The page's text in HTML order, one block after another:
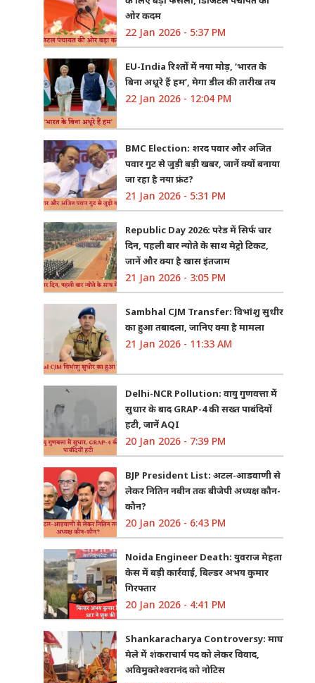
ओर कदम
22 Jan 2026 - 5:37 PM
EU-India रिश्तों में नया मोड़, ‘भारत के
बिना अधूरे हैं हम’, मेगा डील की तारीख तय
22 Jan 2026 - 12:04 PM
BMC Election: शरद पवार और अजित
पवार गुट से जुड़ी बड़ी खबर, जानें क्यों बनाया
जा रहा है नया फ्रंट?
21 Jan 2026 - 5:31 PM
Republic Day 2026: परेड में सिर्फ चार
दिन, पहली बार न्योते के साथ मेट्रो टिकट,
जानें और क्या है खास इंतजाम
21 Jan 2026 - 3:05 PM
Sambhal CJM Transfer: विभांशु सुधीर
का हुआ तबादला, जानिए क्या है मामला
21 Jan 2026 - 11:33 AM
Delhi-NCR Pollution: वायु गुणवत्ता में
सुधार के बाद GRAP-4 की सख्त पाबंदियों
हटी, जानें AQI
20 Jan 2026 - 7:39 PM
BJP President List: अटल-आडवाणी से
लेकर नितिन नबीन तक बीजेपी अध्यक्ष कौन-
कौन?
20 Jan 2026 - 6:43 PM
Noida Engineer Death: युवराज मेहता
केस में बड़ी कार्रवाई, बिल्डर अभय कुमार
गिरफ्तार
20 Jan 2026 - 4:41 PM
Shankaracharya Controversy: माघ
मेले में शंकराचार्य पद को लेकर विवाद,
अविमुक्तेश्वरानंद को नोटिस